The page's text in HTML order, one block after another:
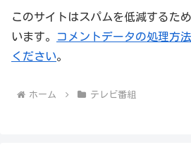
このサイトはスパムを低減するた
います。
コメントデータの処理方
ください。
ホーム テレビ番組